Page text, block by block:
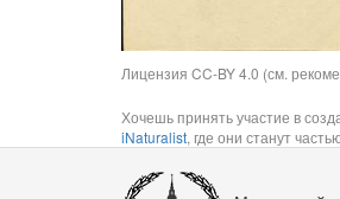
Лицензия CC-BY 4.0 (см.
Хочешь принять участие в
iNaturalist, где они станут